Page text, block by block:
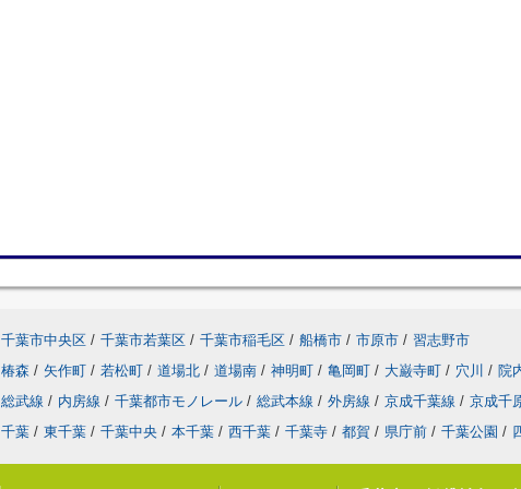
千葉市中央区 / 千葉市若葉区 / 千葉市稲毛区 / 船橋市 / 市原市 / 習志野市
椿森 / 矢作町 / 若松町 / 道場北 / 道場南 / 神明町 / 亀岡町 / 大巌寺町 / 穴川 / 院
総武線 / 内房線 / 千葉都市モノレール / 総武本線 / 外房線 / 京成千葉線 / 京成千
千葉 / 東千葉 / 千葉中央 / 本千葉 / 西千葉 / 千葉寺 / 都賀 / 県庁前 / 千葉公園 /